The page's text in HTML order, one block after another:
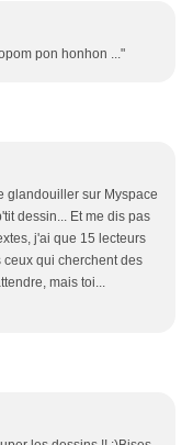
pon honhon ..."
glandouiller sur Myspace
dessin... Et me dis pas
j'ai que 15 lecteurs
ceux qui cherchent des
mais toi...